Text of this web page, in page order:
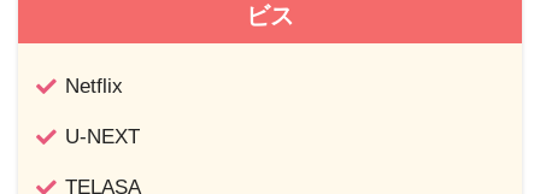
ビス
Netflix
U-NEXT
TELASA